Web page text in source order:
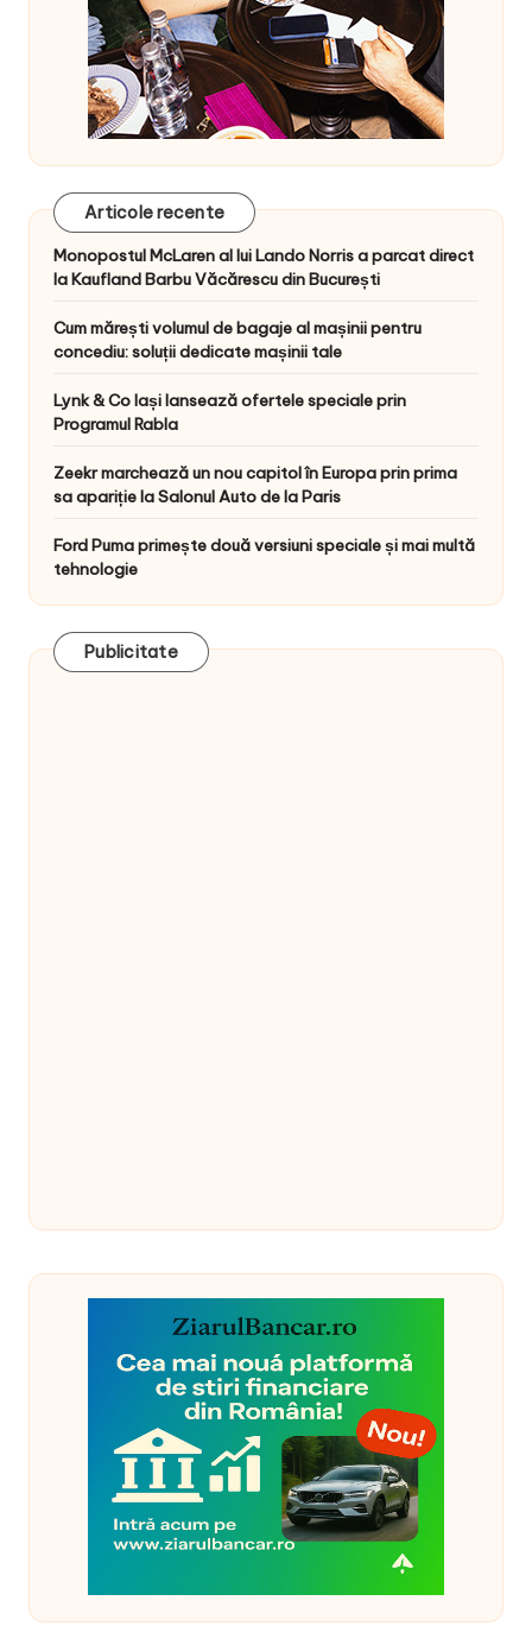
Articole recente
Monopostul McLaren al lui Lando Norris a parcat direct
la Kaufland Barbu Văcărescu din București
Cum mărești volumul de bagaje al mașinii pentru
concediu: soluții dedicate mașinii tale
Lynk & Co Iași lansează ofertele speciale prin
Programul Rabla
Zeekr marchează un nou capitol în Europa prin prima
sa apariție la Salonul Auto de la Paris
Ford Puma primește două versiuni speciale și mai multă
tehnologie
Publicitate